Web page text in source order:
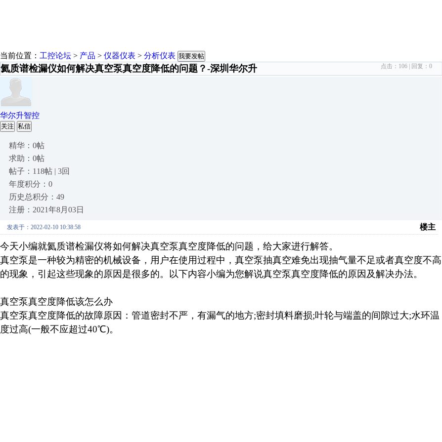
当前位置： 工控论坛 > 产品 > 仪器仪表 > 分析仪表 我要发帖
氦质谱检漏仪如何解决真空泵真空度降低的问题？-深圳华尔升 点击： 106 | 回复： 0
华尔升智控
关注 私信
精华：0帖
求助：0帖
帖子：118帖 | 3回
年度积分：0
历史总积分：49
注册：2021年8月03日
发表于：2022-02-10 10:38:58 楼主
今天小编就氦质谱检漏仪将如何解决真空泵真空度降低的问题，给大家进行解答。
真空泵是一种较为精密的机械设备，用户在使用过程中，真空泵抽真空难免出现抽气量不足或者真空度不高
的现象，引起这些现象的原因是很多的。以下内容小编为您解说真空泵真空度降低的原因及解决办法。
真空泵真空度降低该怎么办
真空泵真空度降低的故障原因：管道密封不严，有漏气的地方;密封填料磨损;叶轮与端盖的间隙过大;水环温
度过高(一般不应超过40℃)。